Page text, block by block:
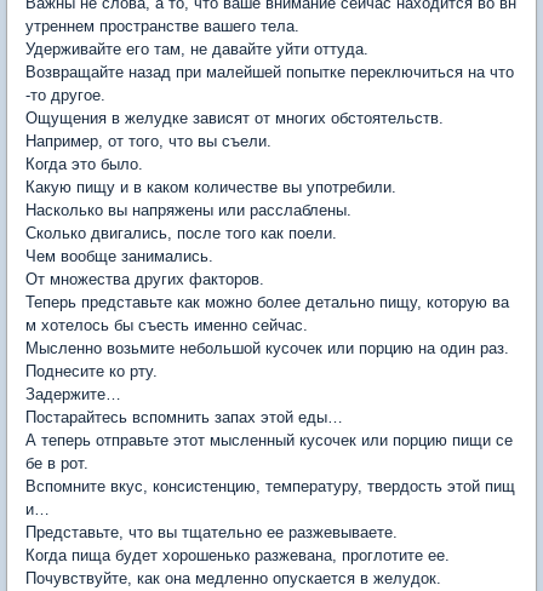
утреннем пространстве вашего тела.
Удерживайте его там, не давайте уйти оттуда.
Возвращайте назад при малейшей попытке переключиться на что
-то другое.
Ощущения в желудке зависят от многих обстоятельств.
Например, от того, что вы съели.
Когда это было.
Какую пищу и в каком количестве вы употребили.
Насколько вы напряжены или расслаблены.
Сколько двигались, после того как поели.
Чем вообще занимались.
От множества других факторов.
Теперь представьте как можно более детально пищу, которую ва
м хотелось бы съесть именно сейчас.
Мысленно возьмите небольшой кусочек или порцию на один раз.
Поднесите ко рту.
Задержите…
Постарайтесь вспомнить запах этой еды…
А теперь отправьте этот мысленный кусочек или порцию пищи се
бе в рот.
Вспомните вкус, консистенцию, температуру, твердость этой пищ
и…
Представьте, что вы тщательно ее разжевываете.
Когда пища будет хорошенько разжевана, проглотите ее.
Почувствуйте, как она медленно опускается в желудок.